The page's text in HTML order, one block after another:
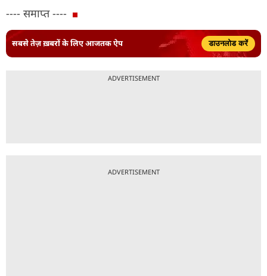
---- समाप्त ----
सबसे तेज़ ख़बरों के लिए आजतक ऐप डाउनलोड करें
ADVERTISEMENT
ADVERTISEMENT